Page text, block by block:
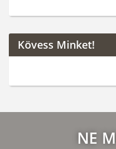
Kövess Minket!
NE